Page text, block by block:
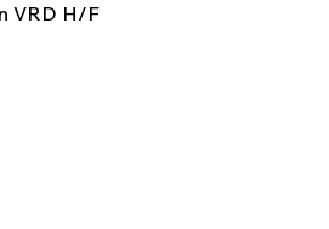
VRD H/F